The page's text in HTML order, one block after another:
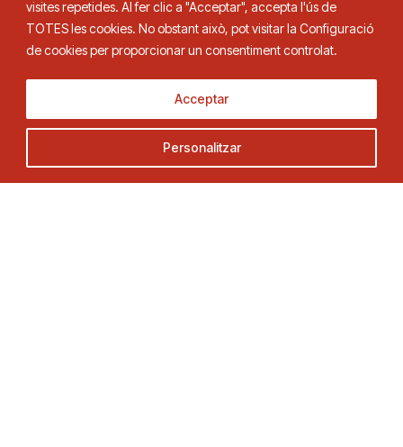
visites repetides. Al fer clic a "Acceptar", accepta l'ús de
TOTES les cookies. No obstant això, pot visitar la Configuració
de cookies per proporcionar un consentiment controlat.
Personalitzar
Acceptar
Adreça
C. Duquessa d’Orleans, 29,
Tel.93 280 03 00
fctt@fctt.org